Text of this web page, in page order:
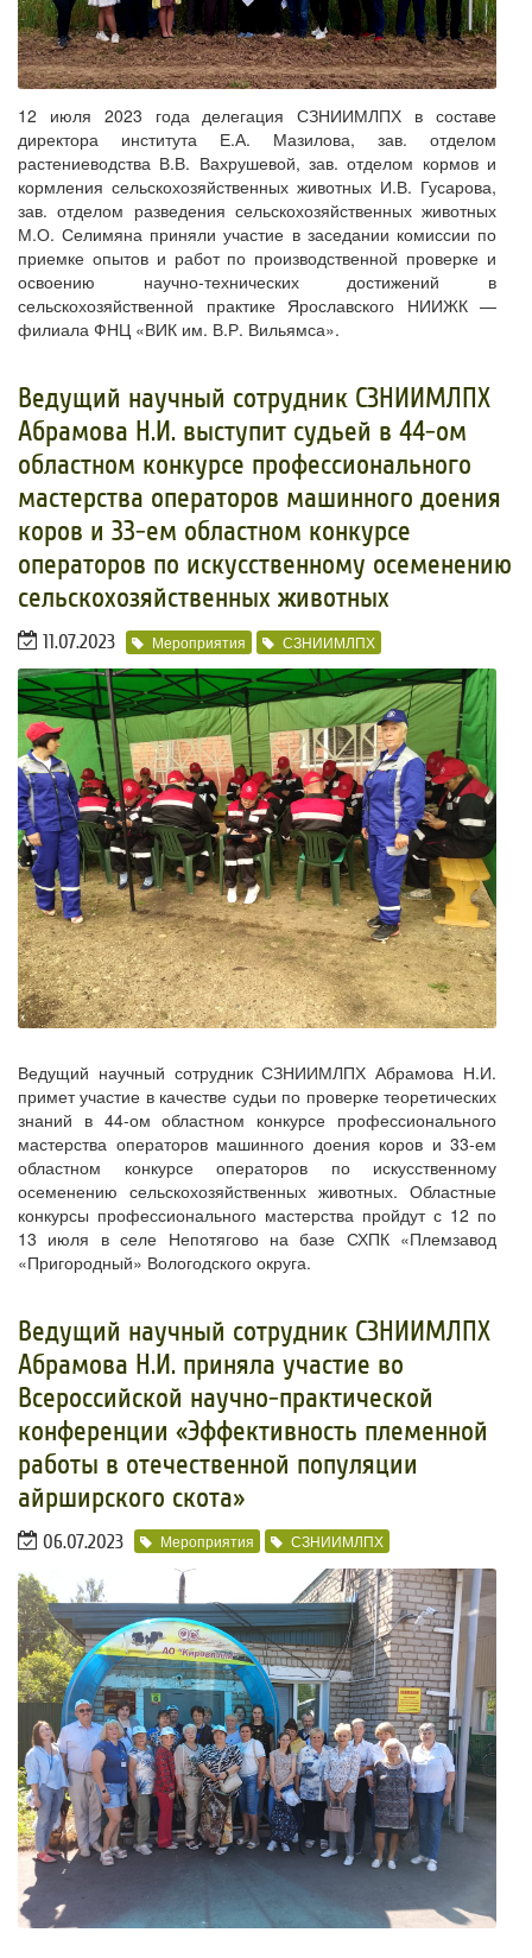
12 июля 2023 года делегация СЗНИИМЛПХ в составе
директора института Е.А. Мазилова, зав. отделом
растениеводства В.В. Вахрушевой, зав. отделом кормов и
кормления сельскохозяйственных животных И.В. Гусарова,
зав. отделом разведения сельскохозяйственных животных
М.О. Селимяна приняли участие в заседании комиссии по
приемке опытов и работ по производственной проверке и
освоению научно-технических достижений в
сельскохозяйственной практике Ярославского НИИЖК —
филиала ФНЦ «ВИК им. В.Р. Вильямса».
​Ведущий научный сотрудник СЗНИИМЛПХ
Абрамова Н.И. выступит судьей в 44-ом
областном конкурсе профессионального
мастерства операторов машинного доения
коров и 33-ем областном конкурсе
операторов по искусственному осеменению
сельскохозяйственных животных
11.07.2023 Мероприятия СЗНИИМЛПХ
Ведущий научный сотрудник СЗНИИМЛПХ Абрамова Н.И.
примет участие в качестве судьи по проверке теоретических
знаний в 44-ом областном конкурсе профессионального
мастерства операторов машинного доения коров и 33-ем
областном конкурсе операторов по искусственному
осеменению сельскохозяйственных животных. Областные
конкурсы профессионального мастерства пройдут с 12 по
13 июля в селе Непотягово на базе СХПК «Племзавод
«Пригородный» Вологодского округа.
​Ведущий научный сотрудник СЗНИИМЛПХ
Абрамова Н.И. приняла участие во
Всероссийской научно-практической
конференции «Эффективность племенной
работы в отечественной популяции
айрширского скота»
06.07.2023 Мероприятия СЗНИИМЛПХ